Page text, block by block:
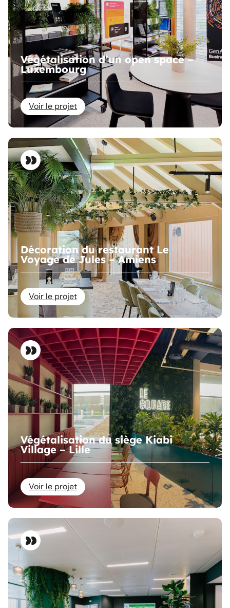
Végétalisation d’un open space –
Luxembourg
Voir le projet
Décoration du restaurant Le
Voyage de Jules – Amiens
Voir le projet
Végétalisation du siège Kiabi
Village – Lille
Voir le projet